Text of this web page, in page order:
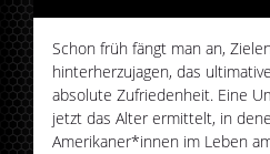
Schon früh fängt man an,
hinterherzujagen, das
absolute Zufriedenheit. Eine
jetzt das Alter ermittelt, in
Amerikaner*innen im Leben